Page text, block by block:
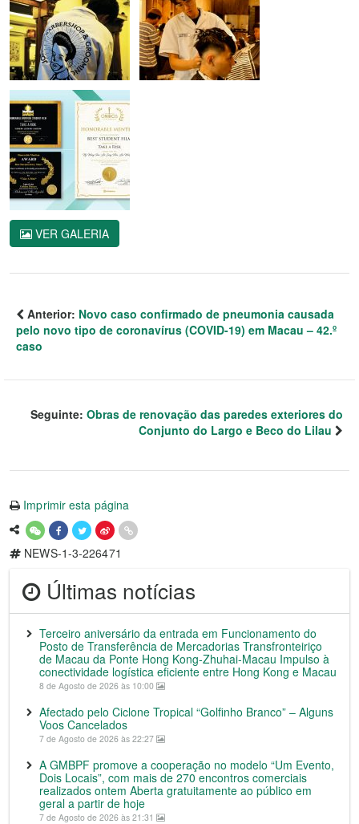
VER GALERIA
Anterior: Novo caso confirmado de pneumonia causada
pelo novo tipo de coronavírus (COVID-19) em Macau – 42.º
caso
Seguinte: Obras de renovação das paredes exteriores do
Conjunto do Largo e Beco do Lilau
Imprimir esta página
NEWS-1-3-226471
Últimas notícias
Terceiro aniversário da entrada em Funcionamento do
Posto de Transferência de Mercadorias Transfronteiriço
de Macau da Ponte Hong Kong-Zhuhai-Macau Impulso à
conectividade logística eficiente entre Hong Kong e Macau
8 de Agosto de 2026 às 10:00
Afectado pelo Ciclone Tropical “Golfinho Branco” – Alguns
Voos Cancelados
7 de Agosto de 2026 às 22:27
A GMBPF promove a cooperação no modelo “Um Evento,
Dois Locais”, com mais de 270 encontros comerciais
realizados ontem Aberta gratuitamente ao público em
geral a partir de hoje
7 de Agosto de 2026 às 21:31